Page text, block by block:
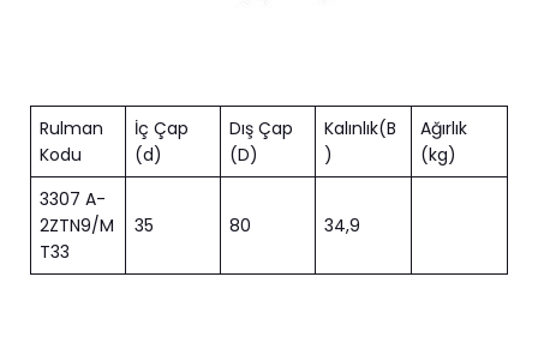
Rulman
Kodu
İç Çap
(d)
Dış Çap
(D)
Kalınlık(B
)
Ağırlık
(kg)
3307 A-
2ZTN9/M
T33
35 80 34,9